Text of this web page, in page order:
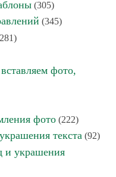
(305)
(345)
фото,
фото (222)
текста (92)
и украшения